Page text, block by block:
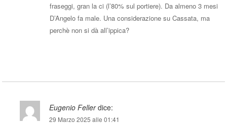
fraseggi, gran la ci (l’80% sul portiere). Da almeno 3 mesi
D’Angelo fa male. Una considerazione su Cassata, ma
perchè non si dà all’ippica?
Eugenio Feller dice:
29 Marzo 2025 alle 01:41